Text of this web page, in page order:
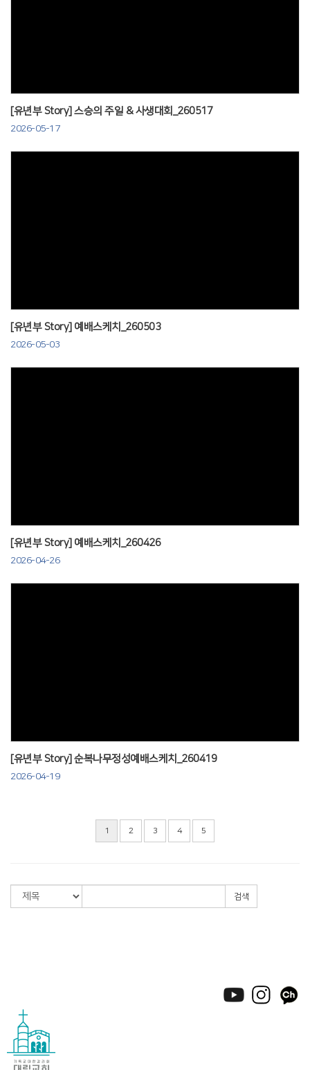
[유년부 Story] 스승의 주일 & 사생대회_260517
2026-05-17
[유년부 Story] 예배스케치_260503
2026-05-03
[유년부 Story] 예배스케치_260426
2026-04-26
[유년부 Story] 순복나무정성예배스케치_260419
2026-04-19
1 2 3 4 5
검색